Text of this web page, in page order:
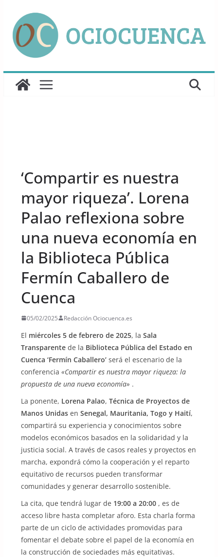
contenido
‘Compartir es nuestra
mayor riqueza’. Lorena
Palao reflexiona sobre
una nueva economía en
la Biblioteca Pública
Fermín Caballero de
Cuenca
05/02/2025 Redacción Ociocuenca.es
El miércoles 5 de febrero de 2025, la Sala
Transparentede la Biblioteca Pública del Estado en
Cuenca ‘Fermín Caballero’será el escenario de la
conferencia «Compartir es nuestra mayor riqueza: la
propuesta de una nueva economía» .
La ponente, Lorena Palao, Técnica de Proyectos de
Manos Unidasen Senegal, Mauritania, Togo y Haití,
compartirá su experiencia y conocimientos sobre
modelos económicos basados ​​en la solidaridad y la
justicia social. A través de casos reales y proyectos en
marcha, expondrá cómo la cooperación y el reparto
equitativo de recursos pueden transformar
comunidades y generar desarrollo sostenible.
La cita, que tendrá lugar de 19:00 a 20:00, es de
acceso libre hasta completar aforo. Esta charla forma
parte de un ciclo de actividades promovidas para
fomentar el debate sobre el papel de la economía en
la construcción de sociedades más equitativas.